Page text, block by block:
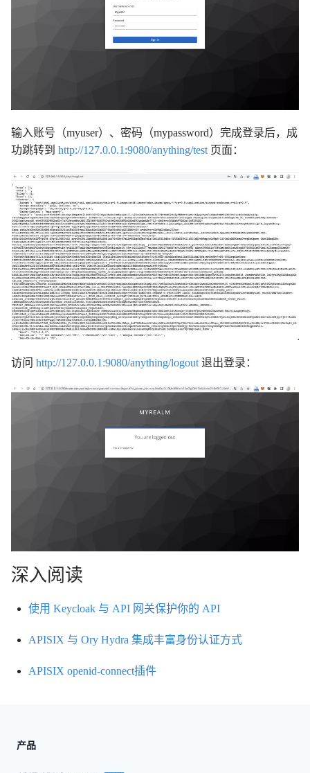
输入账号（myuser）、密码（mypassword）完成登录后，成
功跳转到 http://127.0.0.1:9080/anything/test 页面：
访问 http://127.0.0.1:9080/anything/logout 退出登录：
深入阅读
使用 Keycloak 与 API 网关保护你的 API
APISIX 与 Ory Hydra 集成丰富身份认证方式
APISIX openid-connect插件
产品